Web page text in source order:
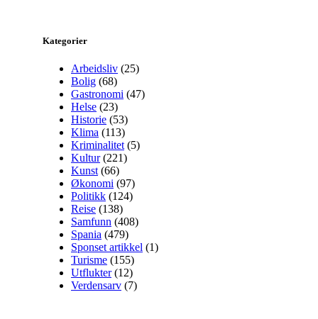
Kategorier
Arbeidsliv (25)
Bolig (68)
Gastronomi (47)
Helse (23)
Historie (53)
Klima (113)
Kriminalitet (5)
Kultur(221)
Kunst (66)
Økonomi (97)
Politikk (124)
Reise (138)
Samfunn (408)
Spania (479)
Sponset artikkel (1)
Turisme (155)
Utflukter(12)
Verdensarv (7)